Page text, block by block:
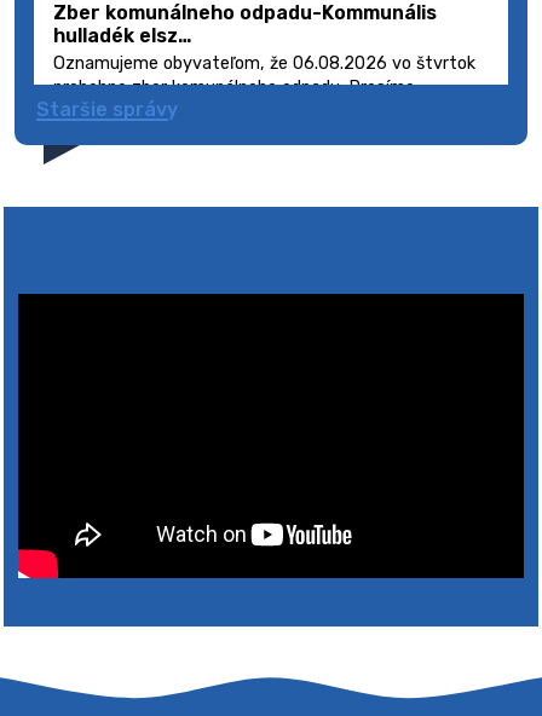
Zber komunálneho odpadu-Kommunális
hulladék elsz…
Oznamujeme obyvateľom, že 06.08.2026 vo štvrtok
prebehne zber komunálneho odpadu. Prosíme
obyvateľov, aby smetné nádoby s odpadom vyložili
5. augusta 2026 08:41
Staršie správy